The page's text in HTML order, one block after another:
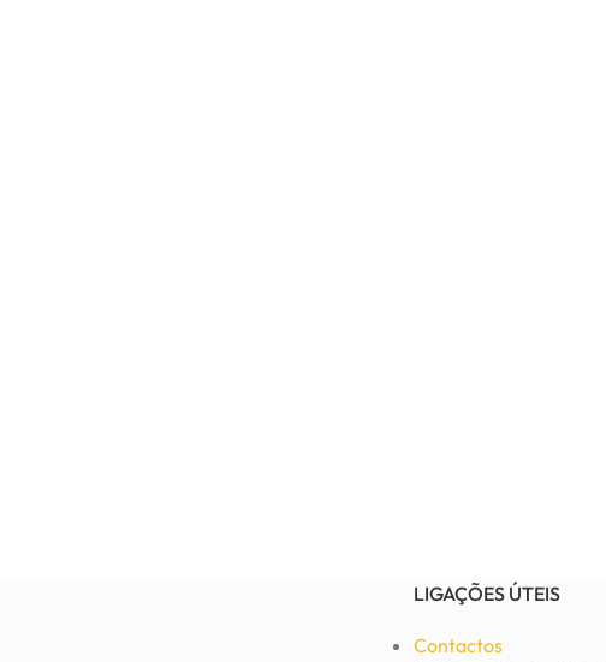
LIGAÇÕES ÚTEIS
Contactos